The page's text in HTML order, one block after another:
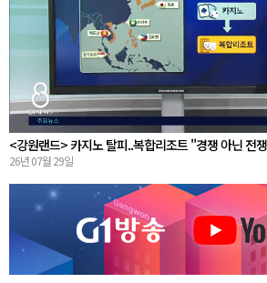
<강원랜드> 카지노 탈피..복합리조트 "경쟁 아닌 전
26년 07월 29일